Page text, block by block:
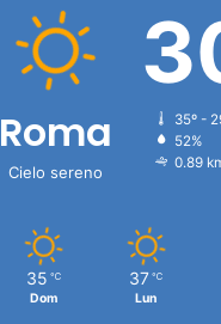
Roma
Cielo sereno
35º -
52%
0.89
35 ℃
Dom
37 ℃
Lun